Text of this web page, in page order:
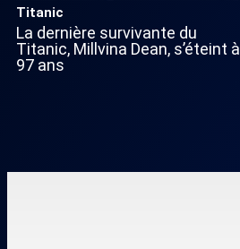
Titanic
La dernière survivante du
Titanic, Millvina Dean, s’éteint à
97 ans